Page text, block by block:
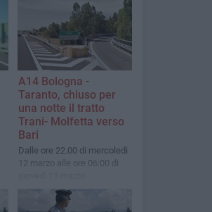
A14 Bologna -
Taranto, chiuso per
una notte il tratto
Trani- Molfetta verso
Bari
Dalle ore 22.00 di mercoledì
12 marzo alle ore 06:00 di